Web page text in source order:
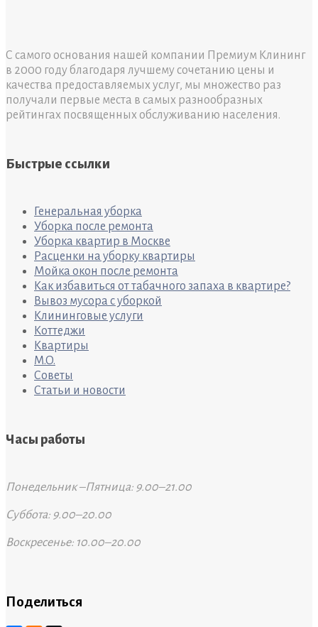
С самого основания нашей компании Премиум Клининг
в 2000 году благодаря лучшему сочетанию цены и
качества предоставляемых услуг, мы множество раз
получали первые места в самых разнообразных
рейтингах посвященных обслуживанию населения.
Быстрые ссылки
Генеральная уборка
Уборка после ремонта
Уборка квартир в Москве
Расценки на уборку квартиры
Мойка окон после ремонта
Как избавиться от табачного запаха в квартире?
Вывоз мусора с уборкой
Клининговые услуги
Коттеджи
Квартиры
M.O.
Советы
Статьи и новости
Часы работы
Понедельник –Пятница: 9.00–21.00
Суббота: 9.00–20.00
Воскресенье: 10.00–20.00
Поделиться